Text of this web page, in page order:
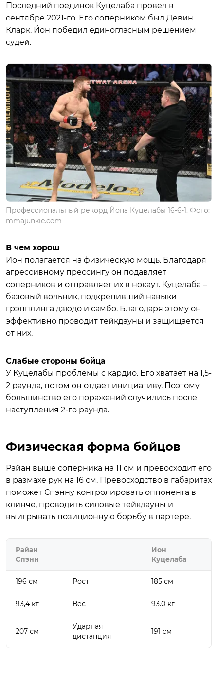
Последний поединок Куцелаба провел в
сентябре 2021-го. Его соперником был Девин
Кларк. Йон победил единогласным решением
судей.
Профессиональный рекорд Йона Куцелабы 16-6-1. Фото:
mmajunkie.com
В чем хорош
Ион полагается на физическую мощь. Благодаря
агрессивному прессингу он подавляет
соперников и отправляет их в нокаут. Куцелаба –
базовый вольник, подкрепивший навыки
грэпплинга дзюдо и самбо. Благодаря этому он
эффективно проводит тейкдауны и защищается
от них.
Слабые стороны бойца
У Куцелабы проблемы с кардио. Его хватает на 1,5-
2 раунда, потом он отдает инициативу. Поэтому
большинство его поражений случились после
наступления 2-го раунда.
Физическая форма бойцов
Райан выше соперника на 11 см и превосходит его
в размахе рук на 16 см. Превосходство в габаритах
поможет Спэнну контролировать оппонента в
клинче, проводить силовые тейкдауны и
выигрывать позиционную борьбу в партере.
Райан
Спэнн
Ион
Куцелаба
196 см Рост 185 см
93,4 кг Вес 93.0 кг
207 см
Ударная
дистанция
191 см